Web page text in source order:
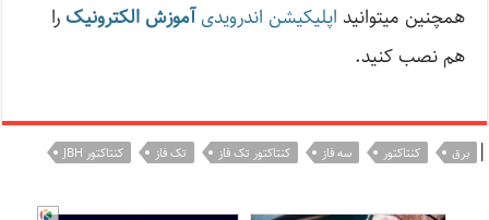
همچنین میتوانید اپلیکیشن اندرویدیآموزش الکترونیک را
هم نصب کنید.
| برق کنتاکتور سه فاز کنتاکتور تک فاز تک فاز کنتاکتور JBH